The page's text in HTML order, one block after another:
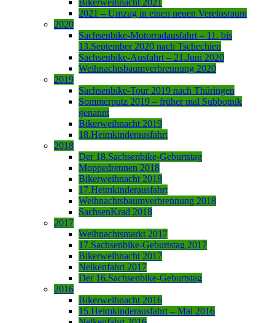
2021 – Umzug in einen neuen Vereinsraum
2020
Sachsenbike-Motorradausfahrt – 11. bis
13.September 2020 nach Tschechien
Sachsenbike-Ausfahrt – 21.Juni 2020
Weihnachtsbaumverbrennung 2020
2019
Sachsenbike-Tour 2019 nach Thüringen
Sommerputz 2019 – früher mal Subbotnik
genannt
Bikerweihnacht 2019
18.Heimkinderausfahrt
2018
Der 18.Sachsenbike-Geburtstag
Moppedrennen 2018
Bikerweihnacht 2018
17.Heimkinderausfahrt
Weihnachtsbaumverbrennung 2018
SachsenKrad 2018
2017
Weihnachtsmarkt 2017
17.Sachsenbike-Geburtstag 2017
Bikerweihnacht 2017
Nelkenfahrt 2017
Der 16.Sachsenbike-Geburtstag
2016
Bikerweihnacht 2016
15.Heimkinderausfahrt – Mai 2016